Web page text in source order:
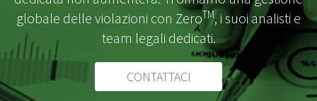
globale delle violazioni con ZeroTM, i suoi analisti e
team legali dedicati.
CONTATTACI